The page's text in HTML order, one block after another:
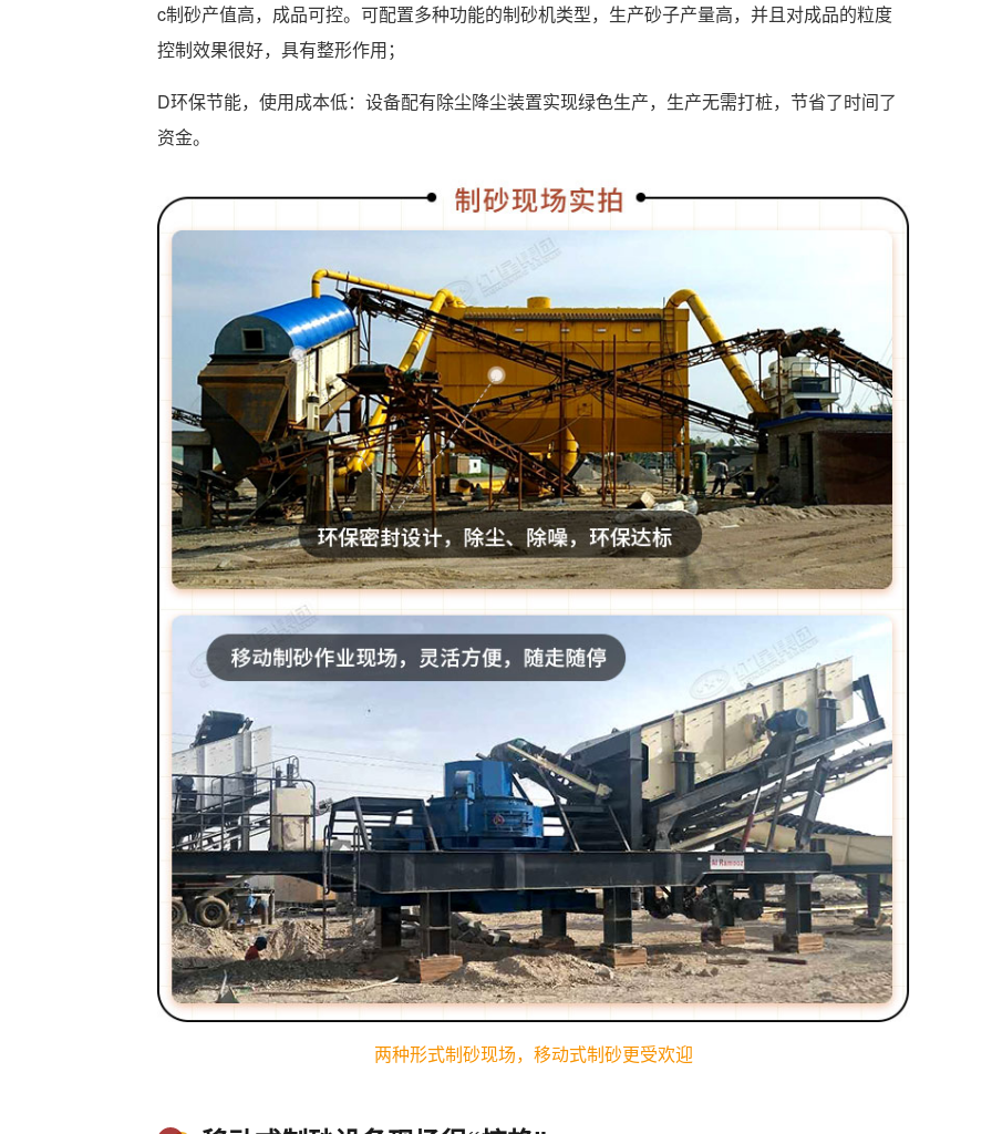
c制砂产值高，成品可控。可配置多种功能的制砂机类型，生产砂子产量高，并且对成品的粒度
控制效果很好，具有整形作用；
D环保节能，使用成本低：设备配有除尘降尘装置实现绿色生产，生产无需打桩，节省了时间了
资金。
两种形式制砂现场，移动式制砂更受欢迎